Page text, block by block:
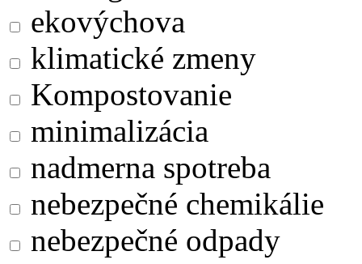
ekovýchova
klimatické zmeny
Kompostovanie
minimalizácia
nadmerna spotreba
nebezpečné chemikálie
nebezpečné odpady